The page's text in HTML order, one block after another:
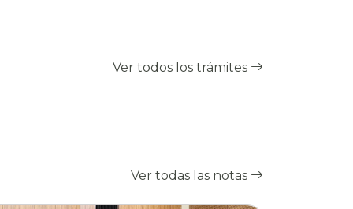
Ver todos los trámites
Ver todas las notas